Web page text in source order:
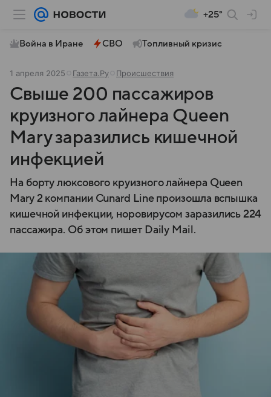
+25°
Война в Иране СВО Топливный кризис
1 апреля 2025 Газета.Ру Происшествия
Свыше 200 пассажиров
круизного лайнера Queen
Mary заразились кишечной
инфекцией
На борту люксового круизного лайнера Queen
Mary 2 компании Cunard Line произошла вспышка
кишечной инфекции, норовирусом заразились 224
пассажира. Об этом пишет Daily Mail.